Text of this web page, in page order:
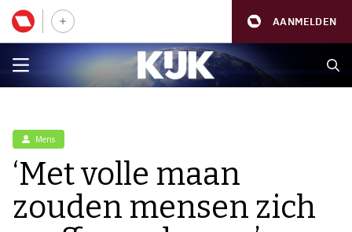
AANMELDEN
Mens
‘Met volle maan
zouden mensen zich